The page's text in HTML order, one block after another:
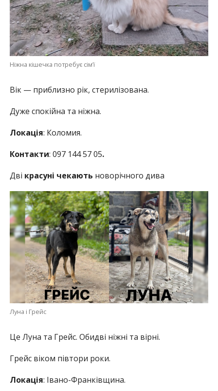
Ніжна кішечка потребує сім’ї
Вік — приблизно рік, стерилізована.
Дуже спокійна та ніжна.
Локація: Коломия.
Контакти: 097 144 57 05.
Дві красуні чекають новорічного дива
Луна і Грейс
Це Луна та Грейс. Обидві ніжні та вірні.
Грейс віком півтори роки.
Локація: Івано-Франківщина.